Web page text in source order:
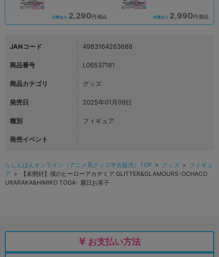
在庫あり 2,290 円 税込 在庫あり 2,990 円 税込
JANコード 4983164263688
商品番号 L06537181
商品カテゴリ グッズ
発売日 2025年01月09日
種別 フィギュア
発売イベント
らしんばんオンライン（アニメ系グッズ中古販売）TOP > グッズ > フィギュ
ア > 【未開封】僕のヒーローアカデミア GLITTER&GLAMOURS-OCHACO
URARAKA&HIMIKO TOGA- 麗日お茶子
お支払い方法